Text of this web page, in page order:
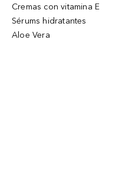
Cremas con vitamina E
Sérums hidratantes
Aloe Vera